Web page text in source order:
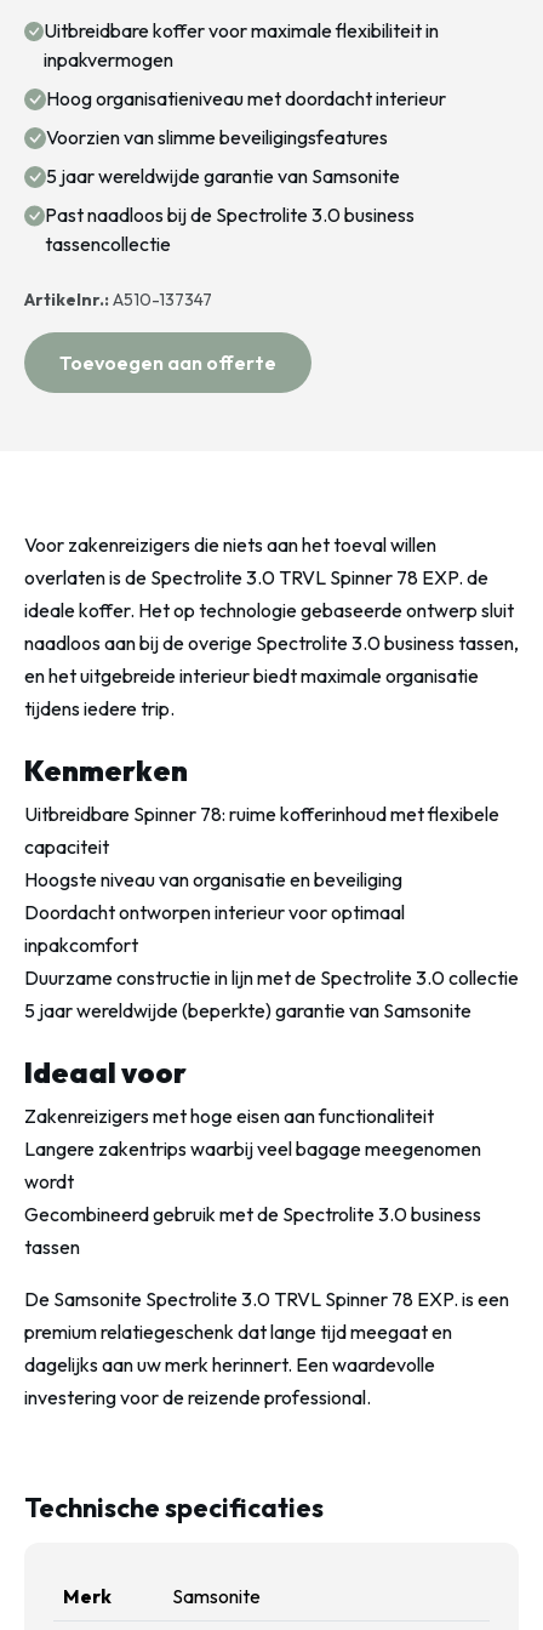
Uitbreidbare koffer voor maximale flexibiliteit in
inpakvermogen
Hoog organisatieniveau met doordacht interieur
Voorzien van slimme beveiligingsfeatures
5 jaar wereldwijde garantie van Samsonite
Past naadloos bij de Spectrolite 3.0 business
tassencollectie
Artikelnr.:A510-137347
Toevoegen aan offerte
Voor zakenreizigers die niets aan het toeval willen
overlaten is de Spectrolite 3.0 TRVL Spinner 78 EXP. de
ideale koffer. Het op technologie gebaseerde ontwerp sluit
naadloos aan bij de overige Spectrolite 3.0 business tassen,
en het uitgebreide interieur biedt maximale organisatie
tijdens iedere trip.
Kenmerken
Uitbreidbare Spinner 78: ruime kofferinhoud met flexibele
capaciteit
Hoogste niveau van organisatie en beveiliging
Doordacht ontworpen interieur voor optimaal
inpakcomfort
Duurzame constructie in lijn met de Spectrolite 3.0 collectie
5 jaar wereldwijde (beperkte) garantie van Samsonite
Ideaal voor
Zakenreizigers met hoge eisen aan functionaliteit
Langere zakentrips waarbij veel bagage meegenomen
wordt
Gecombineerd gebruik met de Spectrolite 3.0 business
tassen
De Samsonite Spectrolite 3.0 TRVL Spinner 78 EXP. is een
premium relatiegeschenk dat lange tijd meegaat en
dagelijks aan uw merk herinnert. Een waardevolle
investering voor de reizende professional.
Technische specificaties
Merk Samsonite